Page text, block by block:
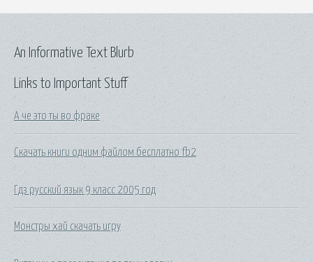
Links to Important Stuff
А че это ты во фраке
Скачать книги одним файлом бесплатно fb2
Гдз русский язык 9 класс 2005 год
Монстры хай скачать игру
An Informative Text Blurb